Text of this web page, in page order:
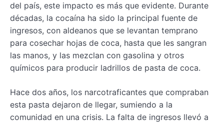
del país, este impacto es más que evidente. Durante
décadas, la cocaína ha sido la principal fuente de
ingresos, con aldeanos que se levantan temprano
para cosechar hojas de coca, hasta que les sangran
las manos, y las mezclan con gasolina y otros
químicos para producir ladrillos de pasta de coca.
Hace dos años, los narcotraficantes que compraban
esta pasta dejaron de llegar, sumiendo a la
comunidad en una crisis. La falta de ingresos llevó a